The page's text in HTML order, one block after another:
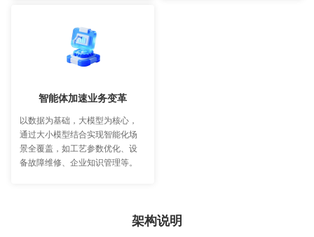
智能体加速业务变革
以数据为基础，大模型为核心，
通过大小模型结合实现智能化场
景全覆盖，如工艺参数优化、设
备故障维修、企业知识管理等。
架构说明